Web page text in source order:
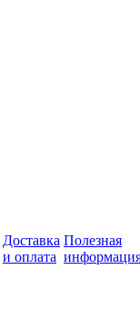
Доставка
и оплата
Полезная